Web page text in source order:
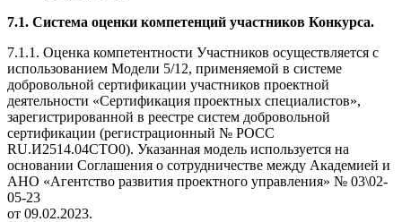
7.1. Система оценки компетенций участников Конкурса.
7.1.1. Оценка компетентности Участников осуществляется с
использованием Модели 5/12, применяемой в системе
добровольной сертификации участников проектной
деятельности «Сертификация проектных специалистов»,
зарегистрированной в реестре систем добровольной
сертификации (регистрационный № РОСС
RU.И2514.04СТО0). Указанная модель используется на
основании Соглашения о сотрудничестве между Академией и
АНО «Агентство развития проектного управления» № 03\02-
05-23
от 09.02.2023.